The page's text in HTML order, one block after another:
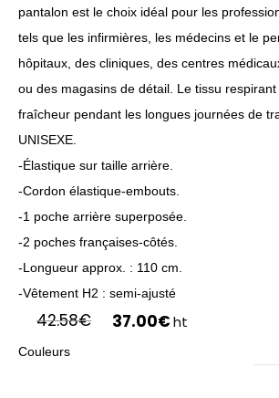
pantalon est le choix idéal pour les
tels que les infirmières, les médecins et le
hôpitaux, des cliniques, des centres
ou des magasins de détail. Le tissu
fraîcheur pendant les longues journées de
UNISEXE.
-Élastique sur taille arrière.
-Cordon élastique-embouts.
-1 poche arrière superposée.
-2 poches françaises-côtés.
-Longueur approx. : 110 cm.
-Vêtement H2 : semi-ajusté
42.58€ 37.00€ Le
ht
Couleurs